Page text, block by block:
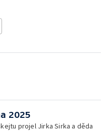
2025
projel Jirka Sirka a děda